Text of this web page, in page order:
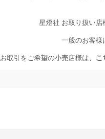
星燈社 お取り扱い店
一般のお客様
お取引をご希望の小売店様は、 こ